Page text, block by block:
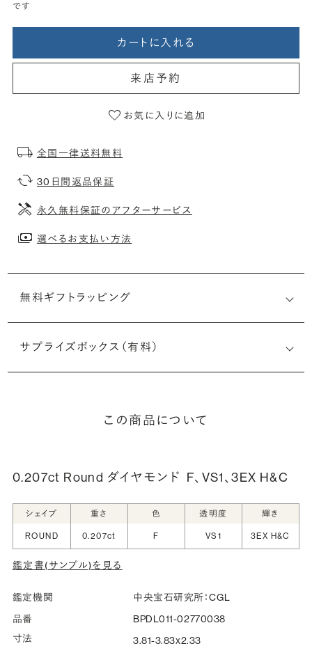
です
カートに入れる
来店予約
お気に入りに追加
全国一律送料無料
30日間返品保証
永久無料保証のアフターサービス
選べるお支払い方法
無料ギフトラッピング
サプライズボックス（有料）
この商品について
0.207ct Round ダイヤモンド F、VS1、3EX H&C
シェイプ 重さ 色 透明度 輝き
ROUND 0.207ct F VS1 3EX H&C
鑑定書(サンプル)を見る
鑑定機関
中央宝石研究所：CGL
品番
BPDL011-02770038
寸法
3.81-3.83x2.33